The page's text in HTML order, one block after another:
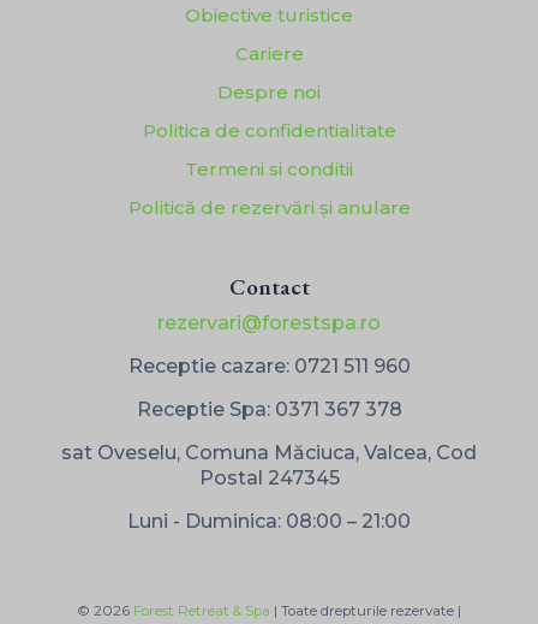
Obiective turistice
Cariere
Despre noi
Politica de confidentialitate
Termeni si conditii
Politică de rezervări și anulare
Contact
rezervari@forestspa.ro
Receptie cazare: 0721 511 960
Receptie Spa: 0371 367 378
sat Oveselu, Comuna Măciuca, Valcea, Cod
Postal 247345
Luni - Duminica: 08:00 – 21:00
© 2026 Forest Retreat & Spa | Toate drepturile rezervate |